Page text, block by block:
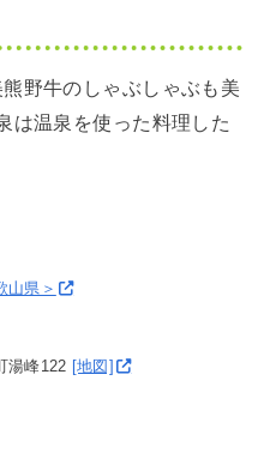
野牛のしゃぶしゃぶも美
温泉を使った料理した
県＞
湯峰122 [地図]